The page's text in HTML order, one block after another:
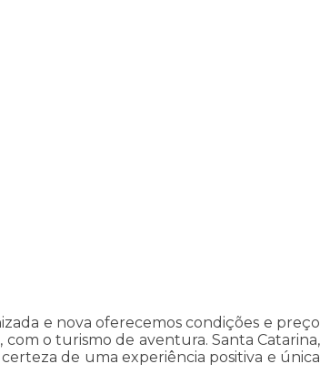
e nova oferecemos condições e preço
o turismo de aventura. Santa Catarina,
de uma experiência positiva e única